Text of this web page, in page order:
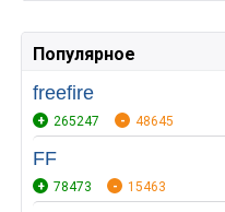
Популярное
freefire
265247 48645
FF
78473 15463